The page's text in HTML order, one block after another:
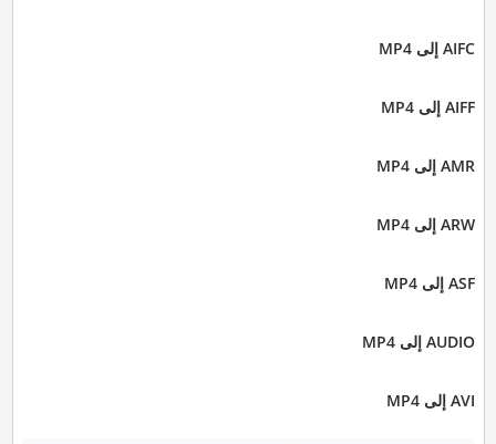
AIFC إلى MP4
AIFF إلى MP4
AMR إلى MP4
ARW إلى MP4
ASF إلى MP4
AUDIO إلى MP4
AVI إلى MP4